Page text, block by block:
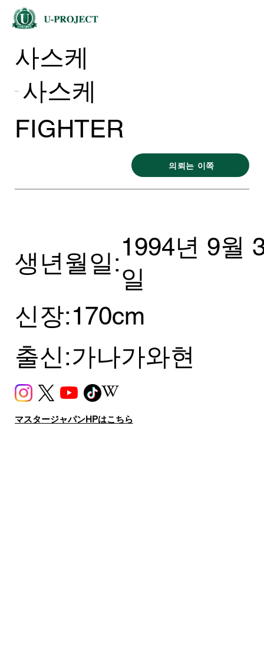
사스케
사스케
FIGHTER
의뢰는 이쪽
생년월일:
1994년 9월
일
신장:170cm
출신:가나가와현
マスタージャパンHPはこちら